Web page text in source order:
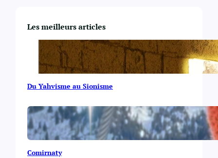
Les meilleurs articles
Du Yahvisme au Sionisme
Comirnaty